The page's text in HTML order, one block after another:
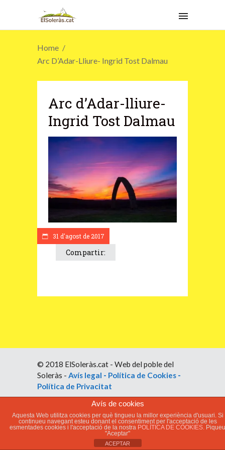
Home
Arc D’Adar-Lliure- Ingrid Tost Dalmau
31 d'agost de 2017
Arc d’Adar-lliure-
Ingrid Tost Dalmau
Compartir:
© 2018 ElSoleràs.cat - Web del poble del
Soleràs - Avís legal - Política de Cookies -
Política de Privacitat
Avís de cookies
Aquesta Web utilitza cookies per què tingueu la millor experiència d'usuari. Si
continueu navegant esteu donant el consentiment per l'acceptació de les
esmentades cookies i l'acceptació de la nostra POLÍTICA DE COOKIES. Piqueu
"Aceptar"
ACEPTAR